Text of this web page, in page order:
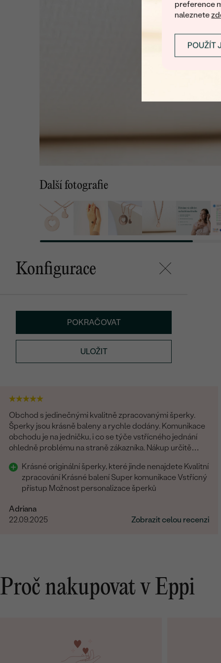
preference
naleznete
POUŽÍT
Další fotografie
Konfigurace
POKRAČOVAT
ULOŽIT
Obchod s jedinečnými kvalitně zpracovanými šperky.
Šperky jsou krásně baleny a rychle dodány. Komunikace
obchodu je na jedničku, i co se týče vstřícného jednání
ohledně problému na straně zákazníka. Nákup určitě
Krásné originální šperky, které jinde nenajdete Kvalitní
zpracování Krásné balení Super komunikace Vstřícný
přístup Možnost personalizace šperků
Adriana
22.09.2025
Zobrazit celou recenzi
Proč nakupovat v Eppi